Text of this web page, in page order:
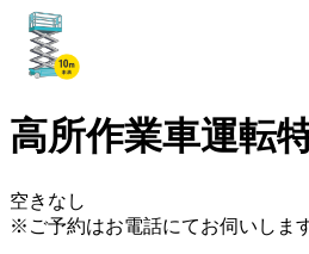
高所作業車運転
空きなし
※ご予約はお電話にてお伺いします